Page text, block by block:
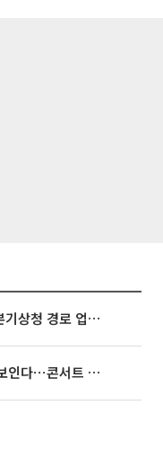
태풍 '돌핀' 오키나와 접근…일본기상청 경로 업데이트
빅뱅, 20주년 기념 '새 뱅봉' 선보인다⋯콘서트 앞두고 팝업 개최